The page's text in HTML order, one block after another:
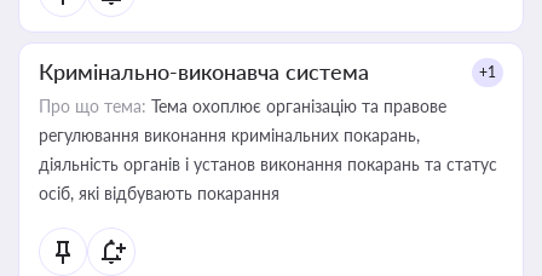
Кримінально-виконавча система +1
Про що тема: Тема охоплює організацію та правове
регулювання виконання кримінальних покарань,
діяльність органів і установ виконання покарань та статус
осіб, які відбувають покарання